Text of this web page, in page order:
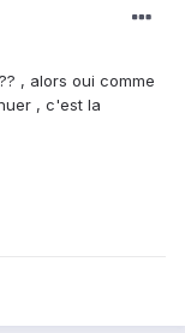
, alors oui comme
, c'est la